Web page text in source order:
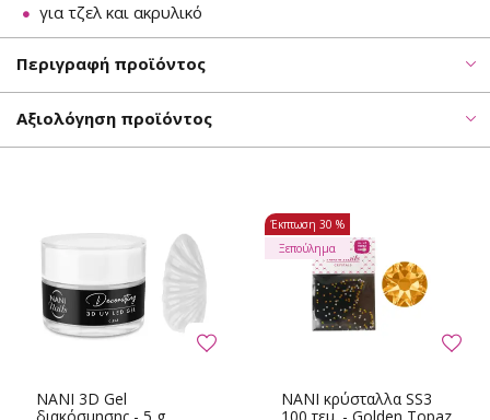
για τζελ και ακρυλικό
Περιγραφή προϊόντος
Αξιολόγηση προϊόντος
NANI 3D Gel
NANI κρύσταλλα SS3
Έκπτωση 30 %
Ξεπούλημα